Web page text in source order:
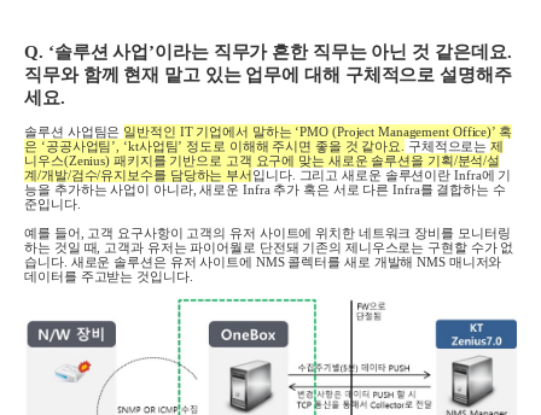
Q. ‘솔루션 사업 ’이라는 직무가 흔한 직무는 아닌 것 같은데요.
직무와 함께 현재 맡고 있는 업무에 대해 구체적으로 설명해주
세요.
솔루션 사업팀은 일반적인 IT 기업에서 말하는 ‘PMO (Project Management Office)’ 혹
은 ‘공공사업팀’, ‘kt사업팀’ 정도로 이해해 주시면 좋을 것 같아요 구체적으로는제
니우스(Zenius) 패키지를 기반으로 고객 요구에 맞는 새로운 솔루션을 기획/분석/설
계/개발/검수/유지보수를 담당하는 부서입니다. 그리고 새로운 솔루션이란Infra에 기
능을 추가하는 사업이 아니라,새로운 Infra 추가 혹은 서로 다른Infra를 결합하는 수
준입니다.
예를 들어 고객 요구사항이 고객의 유저 사이트에 위치한 네트워크 장비를 모니터링
하는 것일 때 고객과 유저는 파이어월로 단전돼 기존의 제니우스로는 구현할 수가 없
습니다. 새로운 솔루션은 유저 사이트에 NMS콜렉터를 새로 개발해NMS 매니저와
데이터를 주고받는 것입니다.